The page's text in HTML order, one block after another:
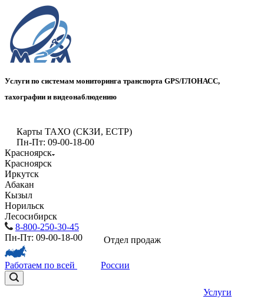
Услуги по системам мониторинга транспорта GPS/ГЛОНАСС,
тахографии и видеонаблюдению
Карты ТАХО (СКЗИ, ЕСТР)
Пн-Пт: 09-00-18-00
Красноярск
Красноярск
Иркутск
Абакан
Кызыл
Норильск
Лесосибирск
8-800-250-30-45
Пн-Пт: 09-00-18-00
Отдел продаж
Работаем по всей России
Услуги